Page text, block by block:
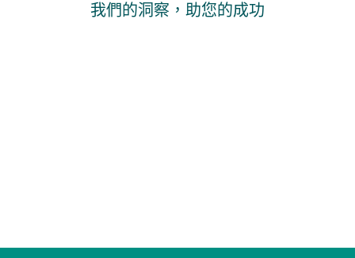
我們的洞察，助您的成功